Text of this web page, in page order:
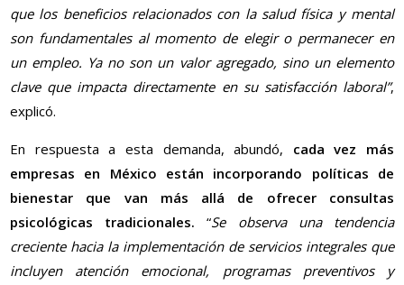
que los beneficios relacionados con la salud física y mental
son fundamentales al momento de elegir o permanecer en
un empleo. Ya no son un valor agregado, sino un elemento
clave que impacta directamente en su satisfacción laboral”,
explicó.
En respuesta a esta demanda, abundó, cada vez más
empresas en México están incorporando políticas de
bienestar que van más allá de ofrecer consultas
psicológicas tradicionales. “Se observa una tendencia
creciente hacia la implementación de servicios integrales que
incluyen atención emocional, programas preventivos y